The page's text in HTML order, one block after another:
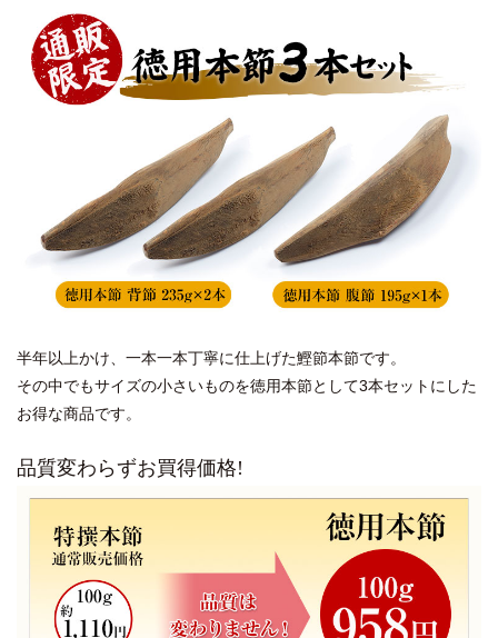
半年以上かけ、一本一本丁寧に仕上げた鰹節本節です。
その中でもサイズの小さいものを徳用本節として3本セットにした
お得な商品です。
品質変わらずお買得価格!